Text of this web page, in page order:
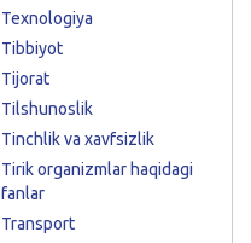
Texnologiya
Tibbiyot
Tijorat
Tilshunoslik
Tinchlik va xavfsizlik
Tirik organizmlar haqidagi
fanlar
Transport